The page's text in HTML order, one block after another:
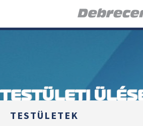
TESTÜLETI
TESTÜLETEK